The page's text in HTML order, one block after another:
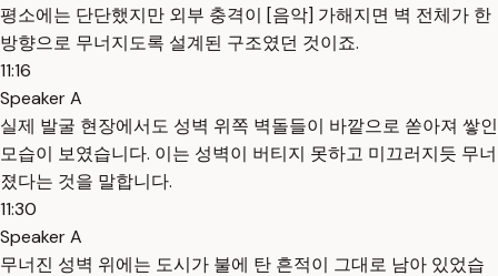
평소에는 단단했지만 외부 충격이 [음악] 가해지면 벽 전체가 한
방향으로 무너지도록 설계된 구조였던 것이죠.
11:16
Speaker A
실제 발굴 현장에서도 성벽 위쪽 벽돌들이 바깥으로 쏟아져 쌓인
모습이 보였습니다. 이는 성벽이 버티지 못하고 미끄러지듯 무너
졌다는 것을 말합니다.
11:30
Speaker A
무너진 성벽 위에는 도시가 불에 탄 흔적이 그대로 남아 있었습